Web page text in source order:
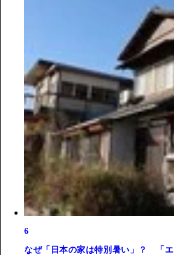
6
なぜ「日本の家は特別暑い」？ 「